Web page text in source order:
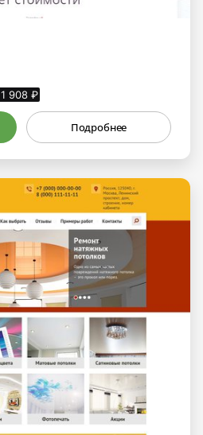
1 908 ₽
Подробнее